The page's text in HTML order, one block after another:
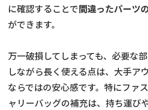
に確認することで間違ったパーツ
ができます。
万一破損してしまっても、必要な
しながら長く使える点は、大手ア
ならではの安心感です。特にファ
ャリーバッグの補充は、持ち運び